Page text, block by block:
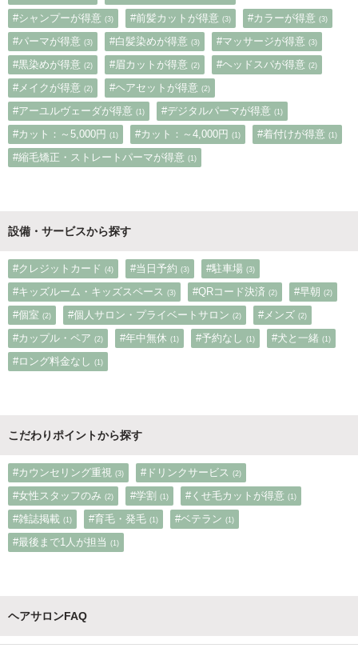
#シャンプーが得意 (3) #前髪カットが得意 (3) #カラーが得意 (3)
#パーマが得意 (3) #白髪染めが得意 (3) #マッサージが得意 (3)
#黒染めが得意 (2) #眉カットが得意 (2) #ヘッドスパが得意 (2)
#メイクが得意 (2) #ヘアセットが得意 (2)
#アーユルヴェーダが得意 (1) #デジタルパーマが得意 (1)
#カット：～5,000円 (1) #カット：～4,000円 (1) #着付けが得意 (1)
#縮毛矯正・ストレートパーマが得意 (1)
設備・サービスから探す
#クレジットカード (4) #当日予約 (3) #駐車場 (3)
#キッズルーム・キッズスペース (3) #QRコード決済 (2) #早朝 (2)
#個室 (2) #個人サロン・プライベートサロン (2) #メンズ (2)
#カップル・ペア (2) #年中無休 (1) #予約なし (1) #犬と一緒 (1)
#ロング料金なし (1)
こだわりポイントから探す
#カウンセリング重視 (3) #ドリンクサービス (2)
#女性スタッフのみ (2) #学割 (1) #くせ毛カットが得意 (1)
#雑誌掲載 (1) #育毛・発毛 (1) #ベテラン (1)
#最後まで1人が担当 (1)
ヘアサロンFAQ